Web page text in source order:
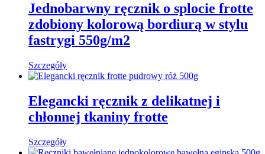
Jednobarwny ręcznik o splocie frotte
zdobiony kolorową bordiurą w stylu
fastrygi 550g/m2​
Szczegóły
Elegancki ręcznik z delikatnej i
chłonnej tkaniny frotte​
Szczegóły